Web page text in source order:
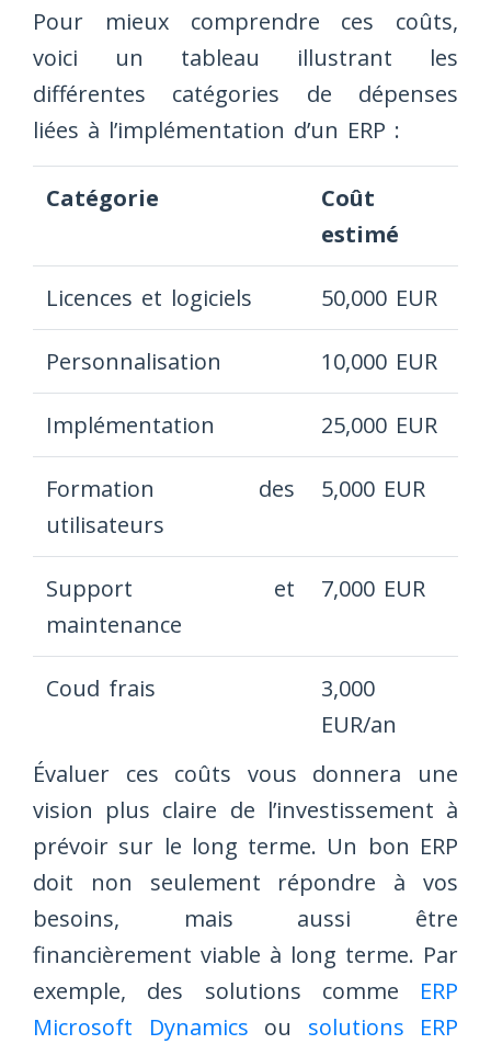
Pour mieux comprendre ces coûts,
voici un tableau illustrant les
différentes catégories de dépenses
liées à l’implémentation d’un ERP :
Catégorie
Coût
estimé
Licences et logiciels 50,000 EUR
Personnalisation 10,000 EUR
Implémentation 25,000 EUR
Formation des
utilisateurs
5,000 EUR
Support et
maintenance
7,000 EUR
Coud frais
3,000
EUR/an
Évaluer ces coûts vous donnera une
vision plus claire de l’investissement à
prévoir sur le long terme. Un bon ERP
doit non seulement répondre à vos
besoins, mais aussi être
financièrement viable à long terme. Par
exemple, des solutions comme ERP
Microsoft Dynamics ou solutions ERP